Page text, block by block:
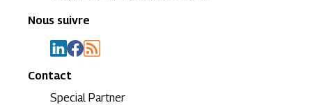
Nous suivre
Contact
Special Partner